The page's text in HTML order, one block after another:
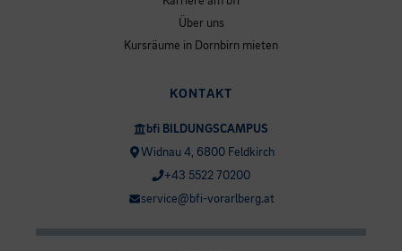
Über uns
Kursräume in Dornbirn mieten
KONTAKT
bfi BILDUNGSCAMPUS
Widnau 4, 6800 Feldkirch
+43 5522 70200
service@bfi-vorarlberg.at